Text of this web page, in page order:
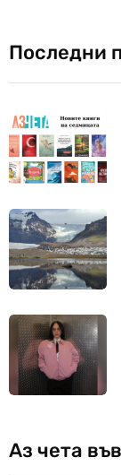
Последни
Аз чета